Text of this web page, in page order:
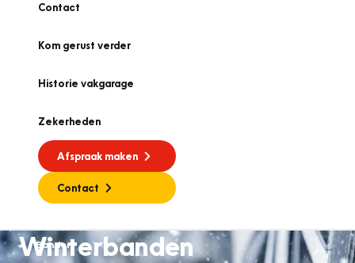
Contact
Kom gerust verder
Historie vakgarage
Zekerheden
Afspraak maken
Contact
Banden
Winterbanden